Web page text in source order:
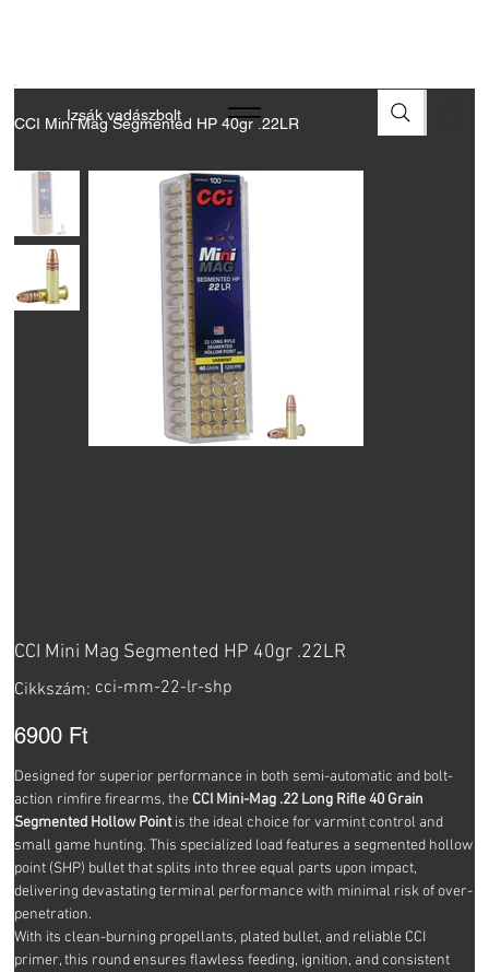
Izsák vadászbolt
CCI Mini Mag Segmented HP 40gr .22LR
CCI Mini Mag Segmented HP 40gr .22LR
Cikkszám: Cikkszám:
cci-
cci-mm-22-lr-shp
Ár
6900 Ft
Designed for superior performance in both semi-automatic and bolt-
action rimfire firearms, the CCI Mini-Mag .22 Long Rifle 40 Grain
Segmented Hollow Pointis the ideal choice for varmint control and
small game hunting. This specialized load features a segmented hollow
point (SHP) bullet that splits into three equal parts upon impact,
delivering devastating terminal performance with minimal risk of over-
penetration.
With its clean-burning propellants, plated bullet, and reliable CCI
primer, this round ensures flawless feeding, ignition, and consistent